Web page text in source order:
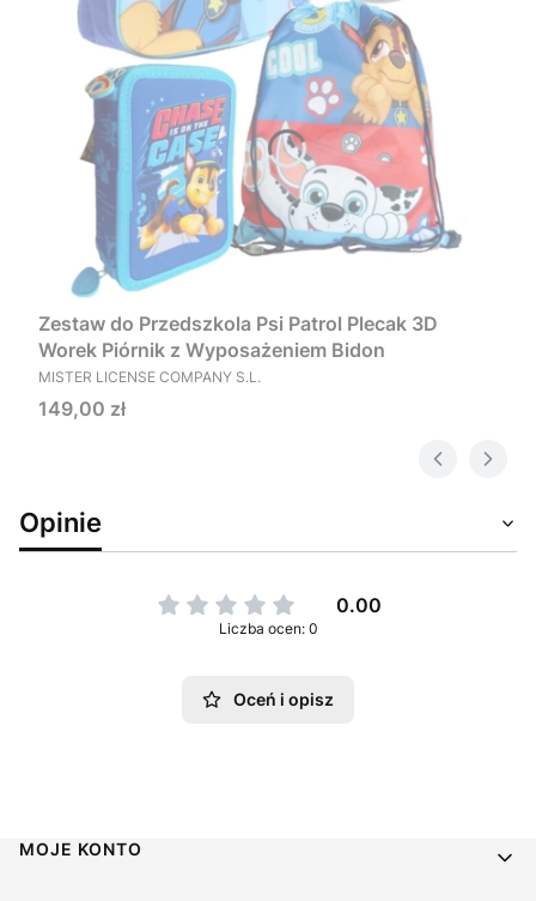
Zestaw do Przedszkola Psi Patrol Plecak 3D
Worek Piórnik z Wyposażeniem Bidon
PRODUCENT
MISTER LICENSE COMPANY S.L.
Cena
149,00 zł
Opinie
0.00
Liczba ocen: 0
Oceń i opisz
Linki w stopce
MOJE KONTO